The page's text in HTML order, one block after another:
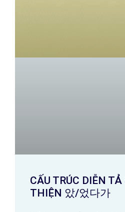
CẤU TRÚC DIỄN
THIỆN 았/었다가